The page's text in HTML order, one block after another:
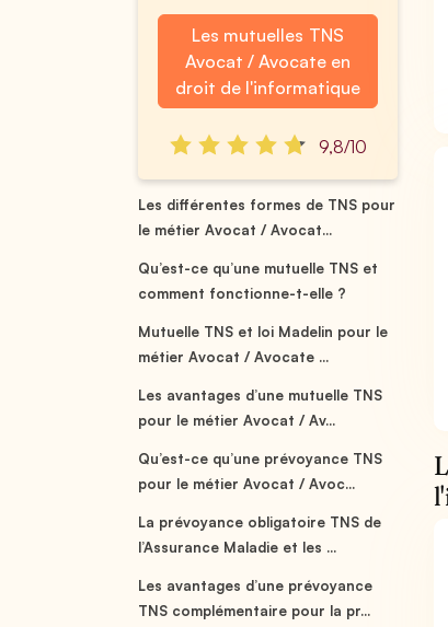
Les mutuelles TNS
Avocat / Avocate en
droit de l'informatique
9,8/10
Les différentes formes de TNS pour
le métier Avocat / Avocat...
Qu’est-ce qu’une mutuelle TNS et
comment fonctionne-t-elle ?
Mutuelle TNS et loi Madelin pour le
métier Avocat / Avocate ...
Les avantages d’une mutuelle TNS
pour le métier Avocat / Av...
Qu’est-ce qu’une prévoyance TNS
pour le métier Avocat / Avoc...
La prévoyance obligatoire TNS de
l’Assurance Maladie et les ...
Les avantages d’une prévoyance
TNS complémentaire pour la pr...